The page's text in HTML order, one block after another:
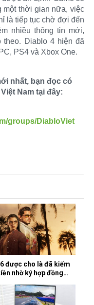
một thời gian nữa, việc
là tiếp tục chờ đợi đến
nhiều thông tin mới,
theo. Diablo 4 hiện đã
PS4 và Xbox One.
nhất, bạn đọc có
Nam tại đây:
groups/DiabloViet
6 được cho là đã kiếm
nhờ ký hợp đồng